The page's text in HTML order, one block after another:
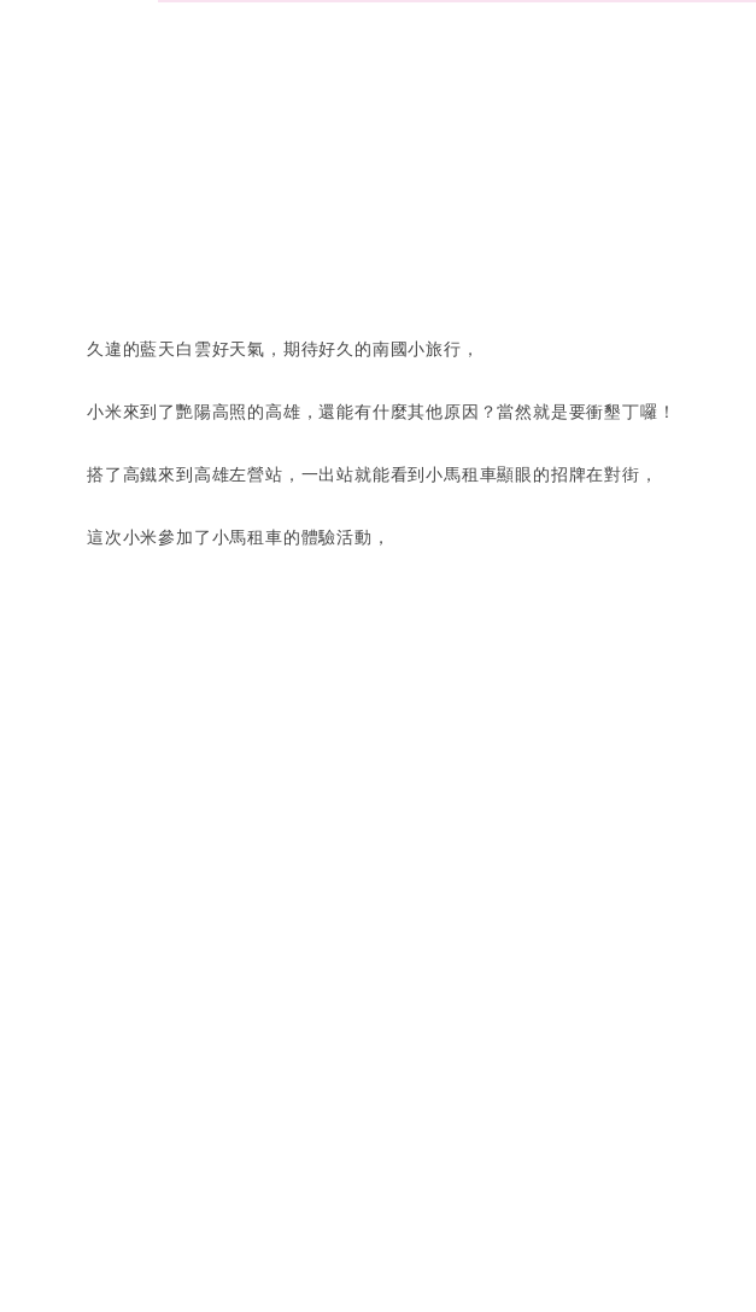
久違的藍天白雲好天氣，期待好久的南國小旅行，
小米來到了艷陽高照的高雄，還能有什麼其他原因？當然就是要衝墾丁囉！
搭了高鐵來到高雄左營站，一出站就能看到小馬租車顯眼的招牌在對街，
這次小米參加了小馬租車的體驗活動，